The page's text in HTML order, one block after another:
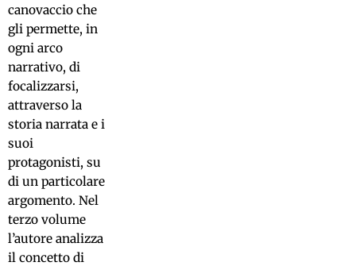
canovaccio che
gli permette, in
ogni arco
narrativo, di
focalizzarsi,
attraverso la
storia narrata e i
suoi
protagonisti, su
di un particolare
argomento. Nel
terzo volume
l’autore analizza
il concetto di